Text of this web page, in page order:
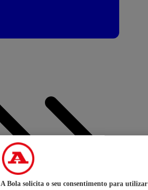
A Bola solicita o seu consentimento para utilizar